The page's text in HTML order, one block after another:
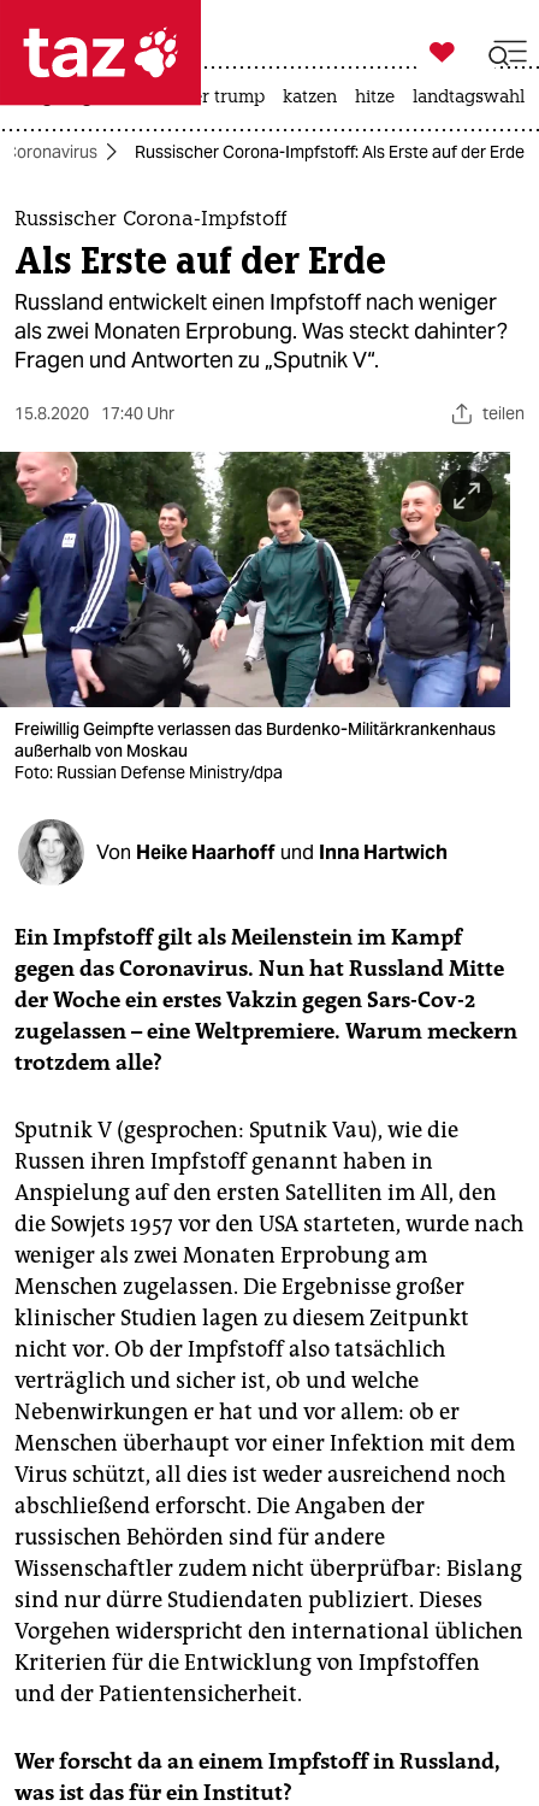
 taz zahl ich
taz zahl ich
themen
politik
öko
gesellschaft
sport
berlin
nord
wahrheit
verlag
verlag
shop
fragen & hilfe
unterstützen
abo
genossenschaft

taz zahl ich
usa unter trump katzen hitze landtagswahl
Coronavirus Russischer Corona-Impfstoff: Als Erste auf der Erde
Russischer Corona-Impfstoff
Als Erste auf der Erde
Russland entwickelt einen Impfstoff nach weniger
als zwei Monaten Erprobung. Was steckt dahinter?
Fragen und Antworten zu „Sputnik V“.
15.8.2020 17:40 Uhr teilen
Freiwillig Geimpfte verlassen das Burdenko-Militärkrankenhaus
außerhalb von Moskau
Foto: Russian Defense Ministry/dpa
Von Heike Haarhoff und Inna Hartwich
Ein Impfstoff gilt als Meilenstein im Kampf
gegen das Coronavirus. Nun hat Russland Mitte
der Woche ein erstes Vakzin gegen Sars-Cov-2
zugelassen – eine Weltpre­miere. Warum meckern
trotzdem alle?
Sputnik V (gesprochen: Sputnik Vau), wie die
Russen ihren Impfstoff genannt haben in
Anspielung auf den ersten Satelliten im All, den
die Sowjets 1957 vor den USA starteten, wurde nach
weniger als zwei Monaten Erprobung am
Menschen zugelassen. Die Ergebnisse großer
klinischer Studien lagen zu diesem Zeitpunkt
nicht vor. Ob der Impfstoff also tatsächlich
verträglich und sicher ist, ob und welche
Nebenwirkungen er hat und vor allem: ob er
Menschen überhaupt vor einer Infektion mit dem
Virus schützt, all dies ist weder ausreichend noch
abschließend erforscht. Die Angaben der
russischen Behörden sind für andere
Wissenschaftler zudem nicht überprüfbar: Bislang
sind nur dürre Studiendaten publiziert. Dieses
Vorgehen widerspricht den international üblichen
Kriterien für die Entwicklung von Impfstoffen
und der Patientensicherheit.
Wer forscht da an einem Impfstoff in Russland,
was ist das für ein Institut?